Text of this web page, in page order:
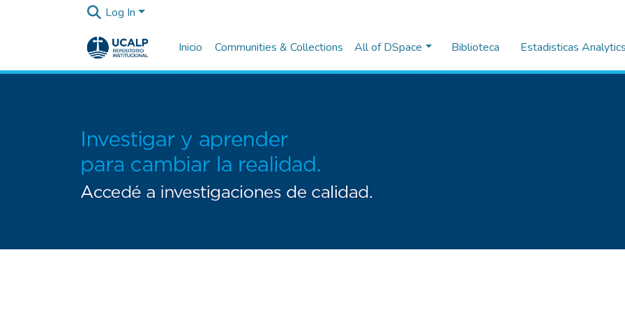
Log In
Inicio Communities & Collections All of DSpace Biblioteca Estadisticas